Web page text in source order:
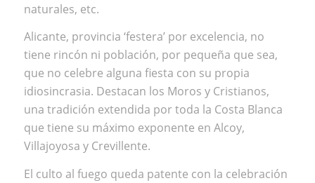
naturales, etc.
Alicante, provincia ‘festera’ por excelencia, no
tiene rincón ni población, por pequeña que sea,
que no celebre alguna fiesta con su propia
idiosincrasia. Destacan los Moros y Cristianos,
una tradición extendida por toda la Costa Blanca
que tiene su máximo exponente en Alcoy,
Villajoyosa​ y Crevillente.
El culto al fuego queda patente con la celebración